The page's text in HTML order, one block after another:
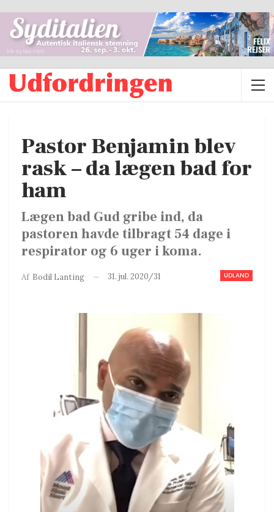
Pastor Benjamin blev
rask – da lægen bad for
ham
Lægen bad Gud gribe ind, da
pastoren havde tilbragt 54 dage i
respirator og 6 uger i koma.
UDLAND
Af Bodil Lanting 31. jul. 2020/31